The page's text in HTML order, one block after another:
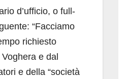
d’ufficio, o full-
“Facciamo
richiesto
e dal
e della “società